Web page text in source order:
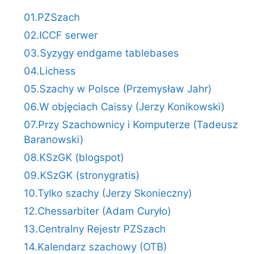
01.PZSzach
02.ICCF serwer
03.Syzygy endgame tablebases
04.Lichess
05.Szachy w Polsce (Przemysław Jahr)
06.W objęciach Caissy (Jerzy Konikowski)
07.Przy Szachownicy i Komputerze (Tadeusz
Baranowski)
08.KSzGK (blogspot)
09.KSzGK (stronygratis)
10.Tylko szachy (Jerzy Skonieczny)
12.Chessarbiter (Adam Curyło)
13.Centralny Rejestr PZSzach
14.Kalendarz szachowy (OTB)